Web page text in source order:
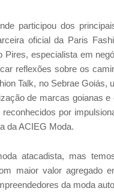
participou dos
oficial da Paris
Pires, especialista em
reflexões sobre os
Talk, no Sebrae Goiás,
de marcas goianas
por
da ACIEG Moda.
atacadista, mas
maior valor agregado
da moda